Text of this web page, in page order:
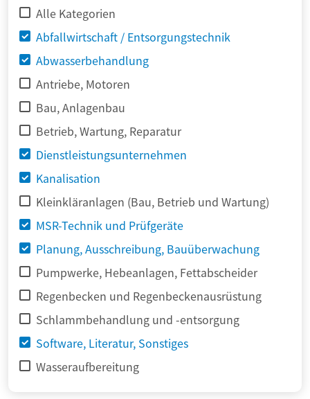
Alle Kategorien
Abfallwirtschaft / Entsorgungstechnik
Abwasserbehandlung
Antriebe, Motoren
Bau, Anlagenbau
Betrieb, Wartung, Reparatur
Dienstleistungsunternehmen
Kanalisation
Kleinkläranlagen (Bau, Betrieb und Wartung)
MSR-Technik und Prüfgeräte
Planung, Ausschreibung, Bauüberwachung
Pumpwerke, Hebeanlagen, Fettabscheider
Regenbecken und Regenbeckenausrüstung
Schlammbehandlung und -entsorgung
Software, Literatur, Sonstiges
Wasseraufbereitung